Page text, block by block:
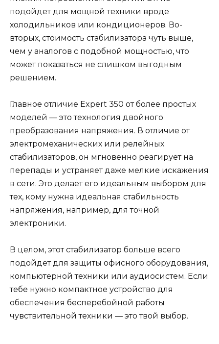
подойдет для мощной техники вроде
холодильников или кондиционеров. Во-
вторых, стоимость стабилизатора чуть выше,
чем у аналогов с подобной мощностью, что
может показаться не слишком выгодным
решением.
Главное отличие Expert 350 от более простых
моделей — это технология двойного
преобразования напряжения. В отличие от
электромеханических или релейных
стабилизаторов, он мгновенно реагирует на
перепады и устраняет даже мелкие искажения
в сети. Это делает его идеальным выбором для
тех, кому нужна идеальная стабильность
напряжения, например, для точной
электроники.
В целом, этот стабилизатор больше всего
подойдет для защиты офисного оборудования,
компьютерной техники или аудиосистем. Если
тебе нужно компактное устройство для
обеспечения бесперебойной работы
чувствительной техники — это твой выбор​.